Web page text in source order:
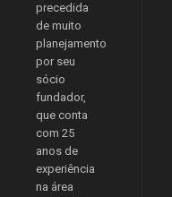
precedida
de muito
planejamento
por seu
sócio
fundador,
que conta
com 25
anos de
experiência
na área